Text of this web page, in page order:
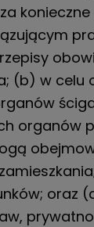
konieczne
(b) w celu
organów
oraz